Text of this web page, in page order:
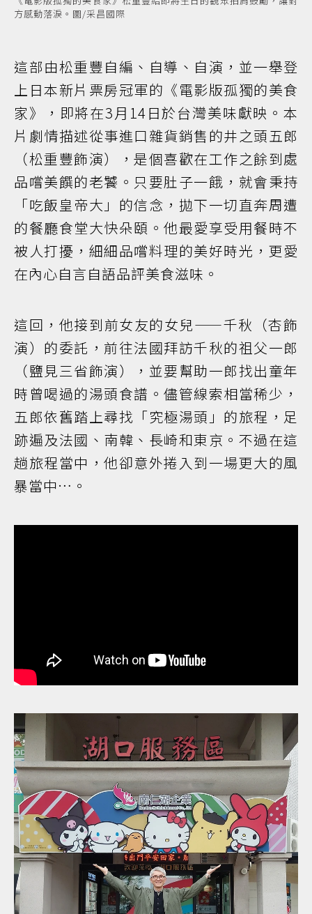
方感動落淚。圖/采昌國際
這部由松重豐自編、自導、自演，並一舉登
上日本新片票房冠軍的《電影版孤獨的美食
家》，即將在3月14日於台灣美味獻映。本
片劇情描述從事進口雜貨銷售的井之頭五郎
（松重豐飾演），是個喜歡在工作之餘到處
品嚐美饌的老饕。只要肚子一餓，就會秉持
「吃飯皇帝大」的信念，拋下一切直奔周遭
的餐廳食堂大快朵頤。他最愛享受用餐時不
被人打擾，細細品嚐料理的美好時光，更愛
在內心自言自語品評美食滋味。
這回，他接到前女友的女兒——千秋（杏飾
演）的委託，前往法國拜訪千秋的祖父一郎
（鹽見三省飾演），並要幫助一郎找出童年
時曾喝過的湯頭食譜。儘管線索相當稀少，
五郎依舊踏上尋找「究極湯頭」的旅程，足
跡遍及法國、南韓、長崎和東京。不過在這
趟旅程當中，他卻意外捲入到一場更大的風
暴當中…。